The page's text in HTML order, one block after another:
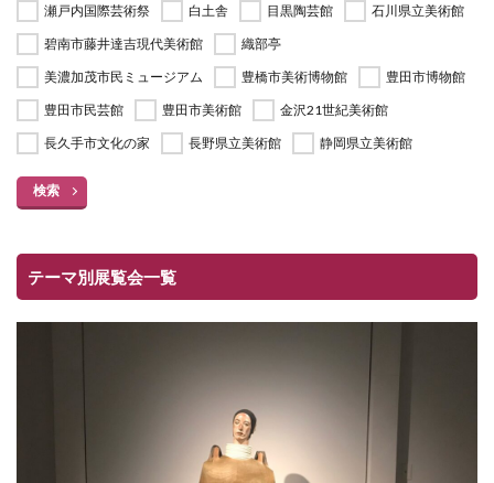
瀬戸内国際芸術祭
白土舎 目黒陶芸館
石川県立美術館
碧南市藤井達吉現代美術館
織部亭
美濃加茂市民ミュージアム
豊橋市美術博物館
豊田市博物館
豊田市民芸館
豊田市美術館
金沢21世紀美術館
長久手市文化の家
長野県立美術館 静岡県立美術館
検索
テーマ別展覧会一覧